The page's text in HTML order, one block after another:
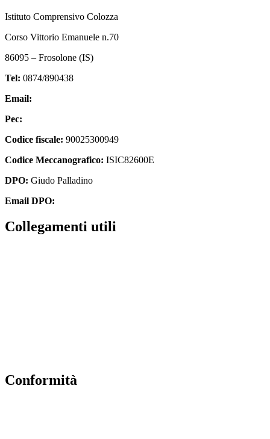
Istituto Comprensivo Colozza
Corso Vittorio Emanuele n.70
86095 – Frosolone (IS)
Tel: 0874/890438
Email:
Pec:
Codice fiscale: 90025300949
Codice Meccanografico: ISIC82600E
DPO: Giudo Palladino
Email DPO:
Collegamenti utili
Conformità